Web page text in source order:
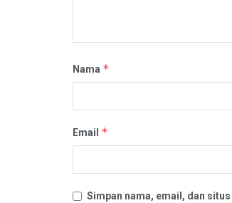
Nama *
Email *
Simpan nama, email, dan